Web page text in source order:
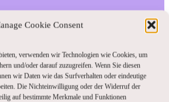
Cookie Consent
verwenden wir Technologien wie Cookies, um
und/oder darauf zuzugreifen. Wenn Sie diesen
wir Daten wie das Surfverhalten oder eindeutige
Die Nichteinwilligung oder der Widerruf der
auf bestimmte Merkmale und Funktionen
bitte